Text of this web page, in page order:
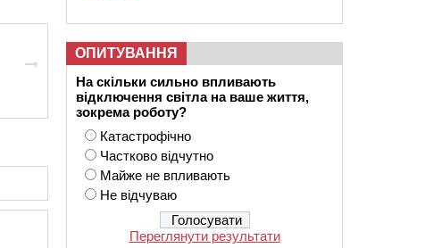
ОПИТУВАННЯ
На скільки сильно впливають
відключення світла на ваше життя,
зокрема роботу?
Катастрофічно
Частково відчутно
Майже не впливають
Не відчуваю
Переглянути результати